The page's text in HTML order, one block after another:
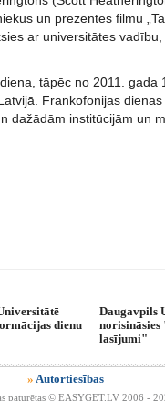
un prezentēs filmu
ar universitātes
tāpēc no 2011.
Frankofonijas
dažādām institūcijām un
dienu
Daugavpils
lasījumi"
» Autortiesības
paturētas © EASYGET.LV 2006 -